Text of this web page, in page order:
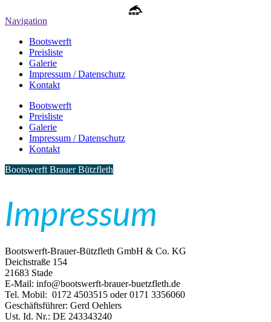
Navigation
Bootswerft
Preisliste
Galerie
Impressum / Datenschutz
Kontakt
Bootswerft
Preisliste
Galerie
Impressum / Datenschutz
Kontakt
Bootswerft Brauer Bützfleth
Impressum
Bootswerft-Brauer-Bützfleth GmbH & Co. KG
Deichstraße 154
21683 Stade
E-Mail: info@bootswerft-brauer-buetzfleth.de
Tel. Mobil: 0172 4503515 oder 0171 3356060
Geschäftsführer: Gerd Oehlers
Ust. Id. Nr.: DE 243343240